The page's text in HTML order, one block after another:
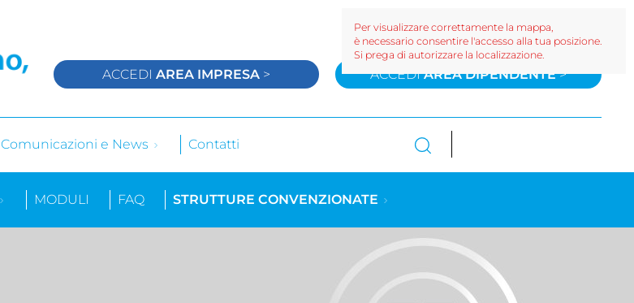
ACCEDIAREA IMPRESA > ACCEDIAREA DIPENDENTE>
Comunicazioni e News Contatti
MODULI FAQ STRUTTURE CONVENZIONATE
Per visualizzare correttamente la mappa,
è necessario consentire l'accesso alla tua posizione.
Si prega di autorizzare la localizzazione.